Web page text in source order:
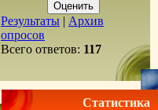
Результаты | Архив
опросов
Всего ответов: 117
Статистика